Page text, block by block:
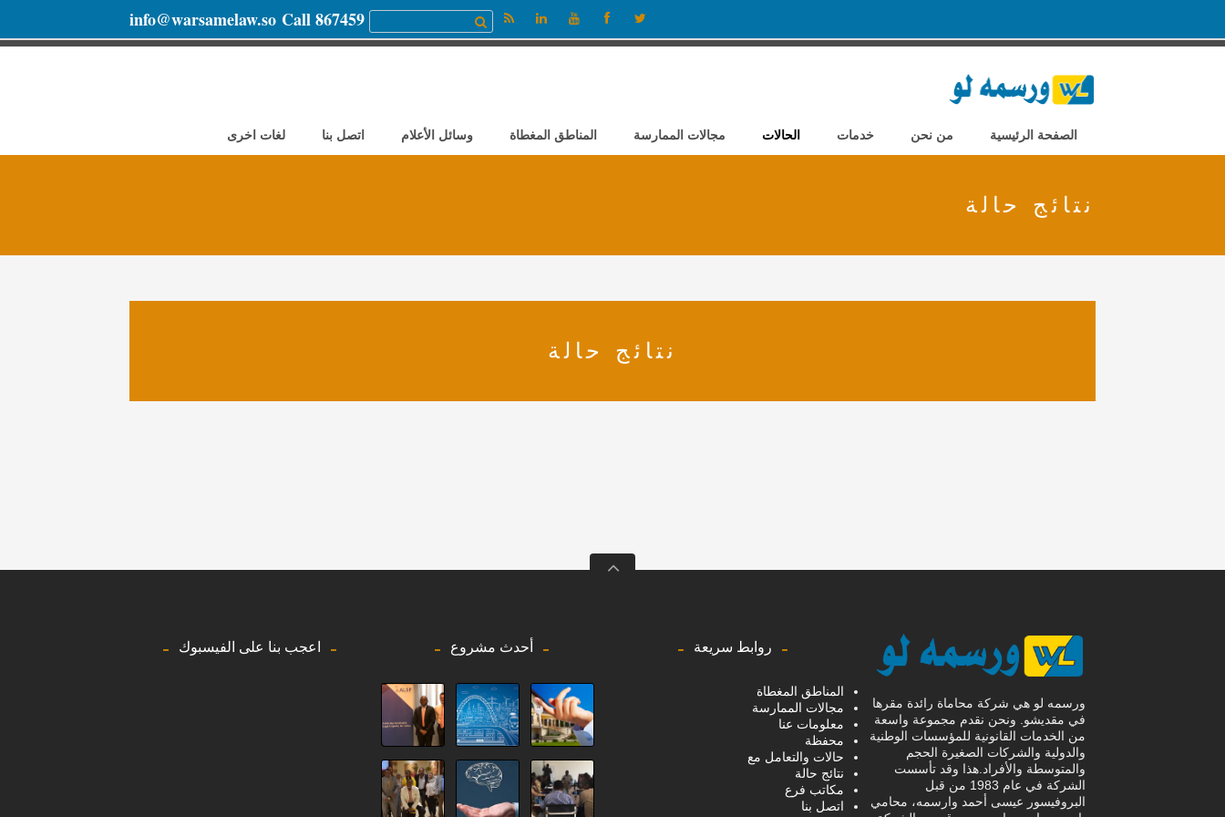
info@warsamelaw.so Call 867459
الصفحة الرئيسية من نحن خدمات الحالات مجالات الممارسة المناطق المغطاة وسائل الأعلام اتصل بنا لغات اخرى
نتائج حالة
نتائج حالة
اعجب بنا على الفيسبوك أحدث مشروع روابط سريعة
المناطق المغطاة
مجالات الممارسة
معلومات عنا
محفظة
حالات والتعامل مع
نتائج حالة
مكاتب فرع
اتصل بنا
ورسمه لو هي شركة محاماة رائدة مقرها
في مقديشو. ونحن نقدم مجموعة واسعة
من الخدمات القانونية للمؤسسات الوطنية
والدولية والشركات الصغيرة الحجم
والمتوسطة والأفراد.هذا وقد تأسست
الشركة في عام 1983 من قبل
البروفيسور عيسى أحمد وارسمه، محامي